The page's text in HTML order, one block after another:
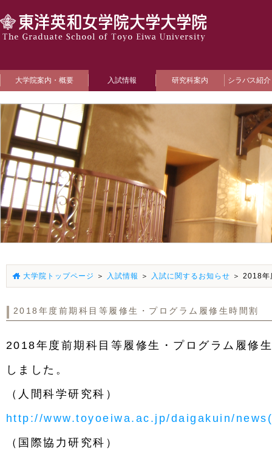
大学院案内・概要 入試情報 研究科案内 シラバス紹
大学院トップページ ＞ 入試情報 ＞ 入試に関するお知らせ ＞ 2018年
2018年度前期科目等履修生・プログラム履修生時間割
2018年度前期科目等履修生・プログラム履修
しました。
（人間科学研究科）
http://www.toyoeiwa.ac.jp/daigakuin/
（国際協力研究科）